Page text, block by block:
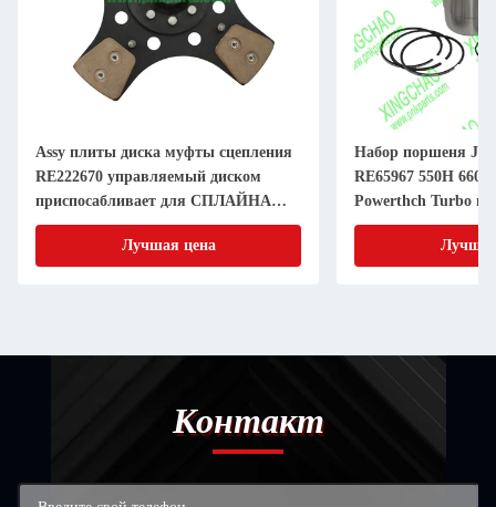
Assy плиты диска муфты сцепления
RE222670 управляемый диском
приспосабливает для СПЛАЙНА
дюйма 20 частей машинного
оборудования 11 земледелия
Лучшая цена
Набор поршеня JD
RE65967 550H 6603
Powerthch Turbo
втулки цилиндра
Контакт